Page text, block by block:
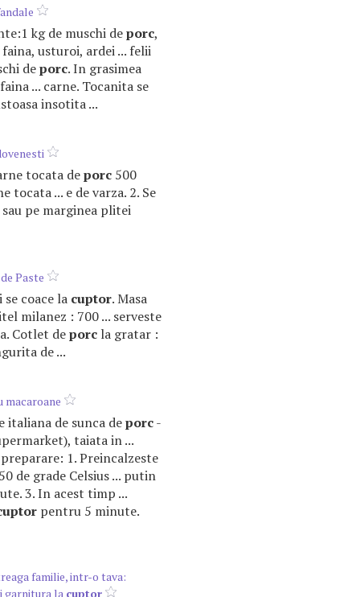
kg de muschi deporc,
usturoi, ardei ... felii
deporc. In grasimea
... carne. Tocanita se
insotita ...
tocata deporc 500
tocata ... e de varza. 2. Se
sau pe marginea plitei
Paste
coace la cuptor. Masa
milanez : 700 ... serveste
Cotlet deporc la gratar :
de ...
macaroane
italiana de sunca deporc-
taiata in ...
1. Preincalzeste
de grade Celsius ... putin
3. In acest timp ...
pentru 5 minute.
familie, intr-o tava:
garnitura la cuptor